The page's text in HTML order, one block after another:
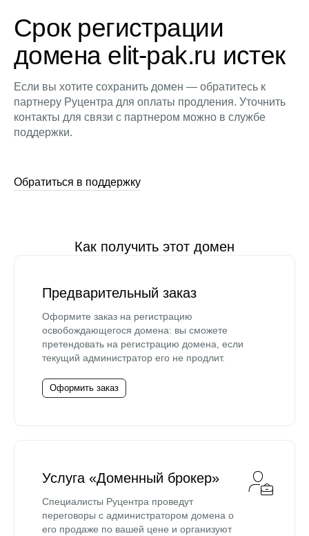
Срок регистрации
домена elit-pak.ru истек
Если вы хотите сохранить домен — обратитесь к
партнеру Руцентра для оплаты продления. Уточнить
контакты для связи с партнером можно в службе
поддержки.
Обратиться в поддержку
Как получить этот домен
Предварительный заказ
Оформите заказ на регистрацию
освобождающегося домена: вы сможете
претендовать на регистрацию домена, если
текущий администратор его не продлит.
Оформить заказ
Услуга «Доменный брокер»
Специалисты Руцентра проведут
переговоры с администратором домена о
его продаже по вашей цене и организуют